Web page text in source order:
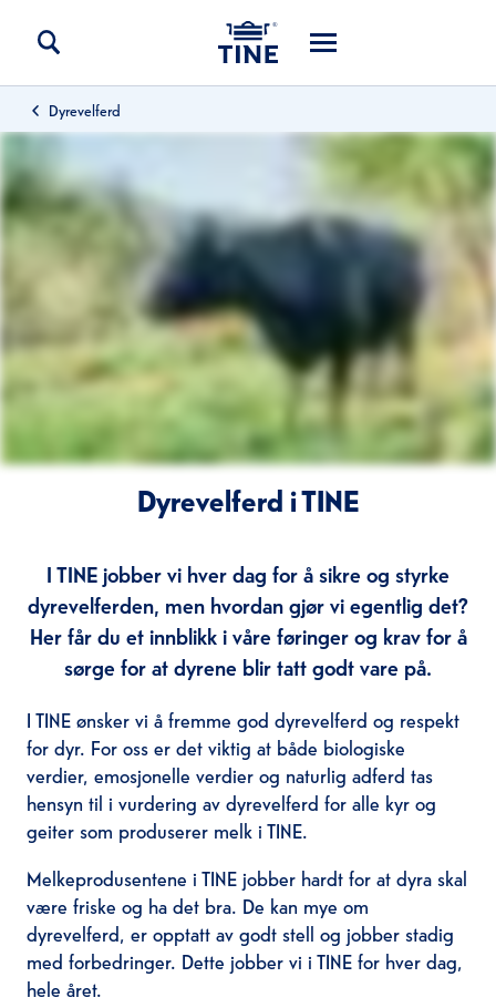
Dyrevelferd
Dyrevelferd i TINE
I TINE jobber vi hver dag for å sikre og styrke
dyrevelferden, men hvordan gjør vi egentlig det?
Her får du et innblikk i våre føringer og krav for å
sørge for at dyrene blir tatt godt vare på.
I TINE ønsker vi å fremme god dyrevelferd og respekt
for dyr. For oss er det viktig at både biologiske
verdier, emosjonelle verdier og naturlig adferd tas
hensyn til i vurdering av dyrevelferd for alle kyr og
geiter som produserer melk i TINE.
Melkeprodusentene i TINE jobber hardt for at dyra skal
være friske og ha det bra. De kan mye om
dyrevelferd, er opptatt av godt stell og jobber stadig
med forbedringer. Dette jobber vi i TINE for hver dag,
hele året.